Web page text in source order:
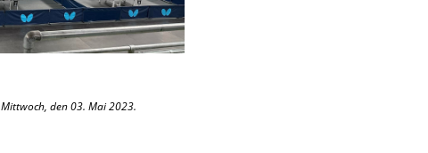
Mittwoch, den 03. Mai 2023.